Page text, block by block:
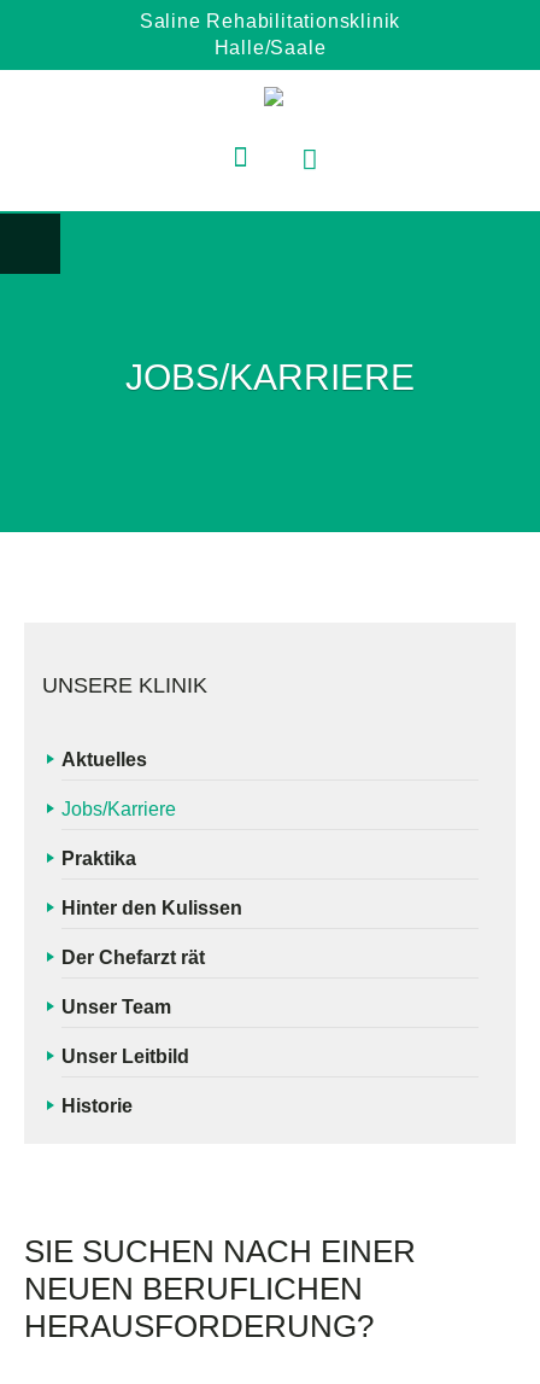
Saline Rehabilitationsklinik
Halle/Saale
JOBS/KARRIERE
SIE SUCHEN NACH EINER
NEUEN BERUFLICHEN
HERAUSFORDERUNG?
UNSERE KLINIK
Aktuelles
Jobs/Karriere
Praktika
Hinter den Kulissen
Der Chefarzt rät
Unser Team
Unser Leitbild
Historie